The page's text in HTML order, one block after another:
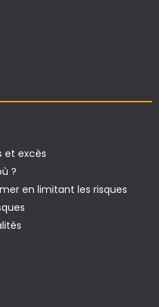
et excès
?
en limitant les risques